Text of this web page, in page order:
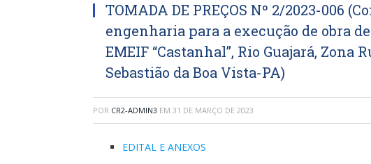
TOMADA DE PREÇOS Nº 2/2023-006
engenharia para a execução de obra
EMEIF “Castanhal”, Rio Guajará, Zona
Sebastião da Boa Vista-PA)
POR CR2-ADMIN3 EM 31 DE MARÇO DE 2023
EDITAL E ANEXOS